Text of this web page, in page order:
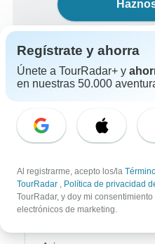
Llámanos
+34 933 938 984
Destinos más
Regístrate y ahorra
Únete a TourRadar+ y
en nuestras 50.000
Al registrarme, acepto los/la
TourRadar , Política de privacidad
TourRadar, y doy mi
electrónicos de marketing.